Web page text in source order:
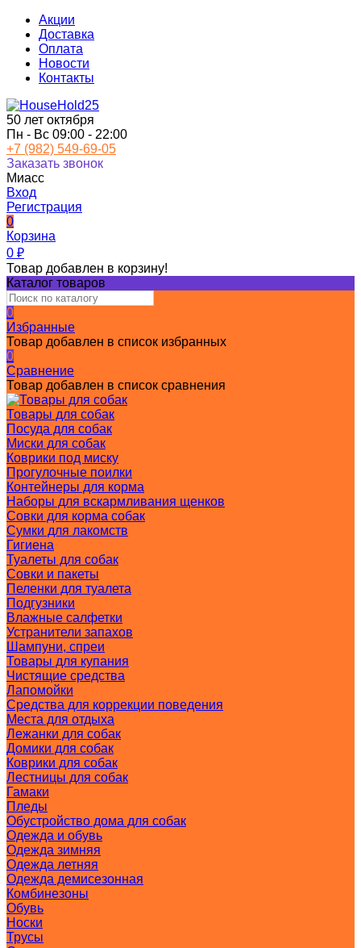
Акции
Доставка
Оплата
Новости
Контакты
50 лет октября
Пн - Вс 09:00 - 22:00
+7 (982) 549-69-05
Заказать звонок
Миасс
Вход
Регистрация
0
Корзина
0 ₽
Товар добавлен в корзину!
Каталог товаров
0
Избранные
Товар добавлен в список избранных
0
Сравнение
Товар добавлен в список сравнения
Товары для собак
Посуда для собак
Миски для собак
Коврики под миску
Прогулочные поилки
Контейнеры для корма
Наборы для вскармливания щенков
Совки для корма собак
Сумки для лакомств
Гигиена
Туалеты для собак
Совки и пакеты
Пеленки для туалета
Подгузники
Влажные салфетки
Устранители запахов
Шампуни, спреи
Товары для купания
Чистящие средства
Лапомойки
Средства для коррекции поведения
Места для отдыха
Лежанки для собак
Домики для собак
Коврики для собак
Лестницы для собак
Гамаки
Пледы
Обустройство дома для собак
Одежда и обувь
Одежда зимняя
Одежда летняя
Одежда демисезонная
Комбинезоны
Обувь
Носки
Трусы